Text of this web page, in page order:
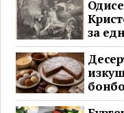
за